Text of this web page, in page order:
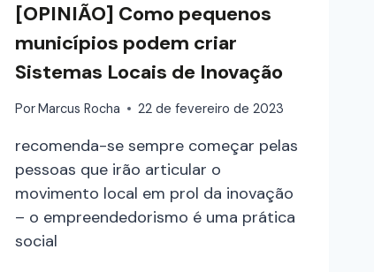
[OPINIÃO] Como pequenos
municípios podem criar
Sistemas Locais de Inovação
PorMarcus Rocha 22 de fevereiro de 2023
recomenda-se sempre começar pelas
pessoas que irão articular o
movimento local em prol da inovação
– o empreendedorismo é uma prática
social